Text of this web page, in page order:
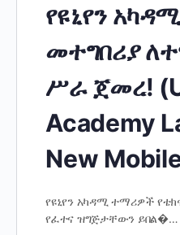
የዩኒየን
መተግበሪያ
ሥራ ጀመረ!
Academy
New
የዩኒየን አካዳሚ ተማሪዎች
የፈተና ዝግጅታቸውን ይበል�…